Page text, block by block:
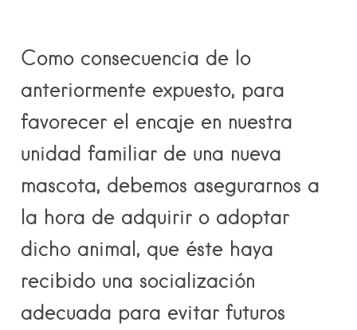
Como consecuencia de lo
anteriormente expuesto, para
favorecer el encaje en nuestra
unidad familiar de una nueva
mascota, debemos asegurarnos a
la hora de adquirir o adoptar
dicho animal, que éste haya
recibido una socialización
adecuada para evitar futuros